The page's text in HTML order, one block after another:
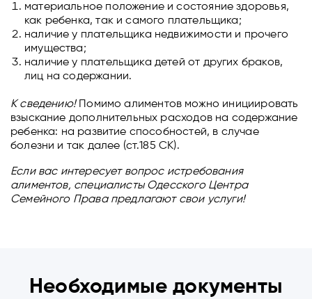
материальное положение и состояние здоровья,
как ребенка, так и самого плательщика;
наличие у плательщика недвижимости и прочего
имущества;
наличие у плательщика детей от других браков,
лиц на содержании.
К сведению!Помимо алиментов можно инициировать
взыскание дополнительных расходов на содержание
ребенка: на развитие способностей, в случае
болезни и так далее (ст.185 СК).
Если вас интересует вопрос истребования
алиментов, специалисты Одесского Центра
Семейного Права предлагают свои услуги!
Необходимые документы